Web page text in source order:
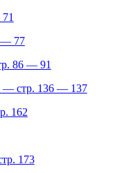
— 77
86 — 91
— стр. 136 — 137
162
173